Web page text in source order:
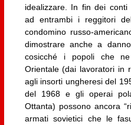
idealizzare. In fin dei conti
ad entrambi i reggitori
condomino russo-
dimostrare anche a danno
cosicché i popoli che ne
Orientale (dai lavoratori in
agli insorti ungheresi del
del 1968 e gli operai
Ottanta) possono ancora
armati sovietici che le